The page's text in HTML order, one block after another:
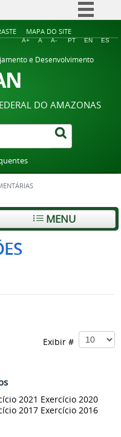
Simplifique!
Acesso à informação
Legislação
Canais
MAPA DO SITE
A+ A A- PT EN ES
e Desenvolvimento
DO AMAZONAS
MENU
Exibir #
2021 Exercício 2020
2017 Exercício 2016